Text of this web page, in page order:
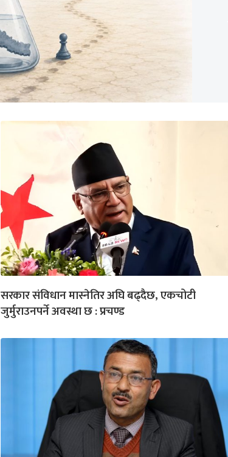
सरकार संविधान मास्नेतिर अघि बढ्दैछ, एकचोटी
जुर्मुराउनपर्ने अवस्था छ : प्रचण्ड